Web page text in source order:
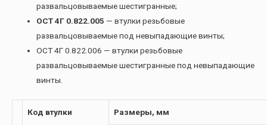
развальцовываемые шестигранные;
ОСТ 4Г 0.822.005 — втулки резьбовые
развальцовываемые под невыпадающие винты;
ОСТ 4Г 0.822.006 — втулки резьбовые
развальцовываемые шестигранные под невыпадающие
винты.
Код втулки Размеры, мм